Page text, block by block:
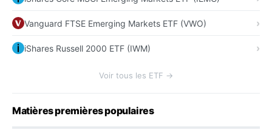
Vanguard FTSE Emerging Markets ETF (VWO)
iShares Russell 2000 ETF (IWM)
Voir tous les ETF →
Matières premières populaires